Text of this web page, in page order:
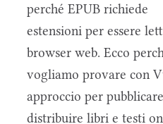
perché EPUB richiede
estensioni per essere
browser web. Ecco
vogliamo provare con
approccio per
distribuire libri e testi